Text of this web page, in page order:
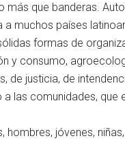
más que banderas.
a muchos países
formas de
y consumo,
de justicia, de
las comunidades,
hombres, jóvenes,